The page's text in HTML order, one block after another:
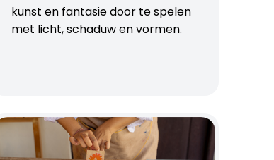
kunst en fantasie door te spelen
met licht, schaduw en vormen.